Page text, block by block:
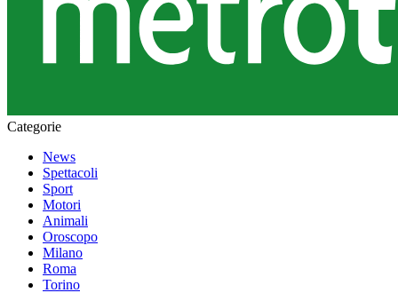
Categorie
News
Spettacoli
Sport
Motori
Animali
Oroscopo
Milano
Roma
Torino